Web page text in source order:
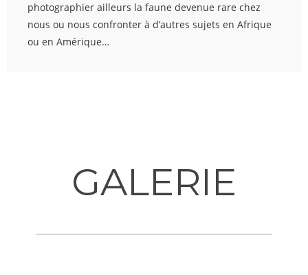
photographier ailleurs la faune devenue rare chez
nous ou nous confronter à d’autres sujets en Afrique
ou en Amérique…
GALERIE